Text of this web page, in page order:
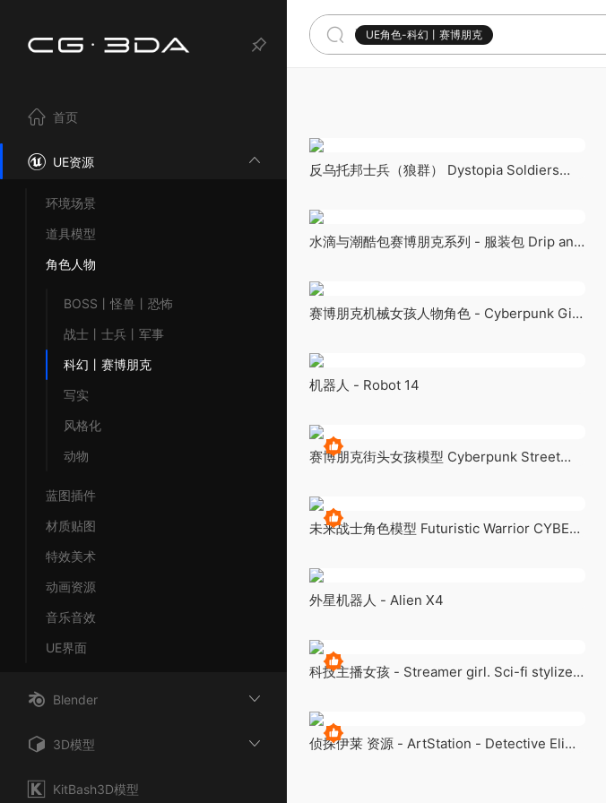
UE角色-科幻丨赛博朋克
首页
UE资源
环境场景
道具模型
角色人物
BOSS丨怪兽丨恐怖
战士丨士兵丨军事
科幻丨赛博朋克
写实
风格化
动物
蓝图插件
材质贴图
特效美术
动画资源
音乐音效
UE界面
Blender
3D模型
KitBash3D模型
反乌托邦士兵（狼群） Dystopia Soldiers
水滴与潮酷包赛博朋克系列 - 服装包 Drip and
Pack
赛博朋克机械女孩人物角色 - Cyberpunk Girl
机器人 - Robot 14
赛博朋克街头女孩模型 Cyberpunk Street
未来战士角色模型 Futuristic Warrior CYBER
外星机器人 - Alien X4
科技主播女孩 - Streamer girl. Sci-fi stylized
侦探伊莱 资源 - ArtStation - Detective Eli